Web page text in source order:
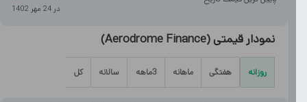
24 مهر 1402
نمودار قیمتی(
Aerodrome Finance
)
روزانه هفتگی ماهانه سالانه